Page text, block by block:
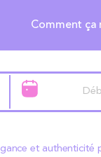
Comment ça
et